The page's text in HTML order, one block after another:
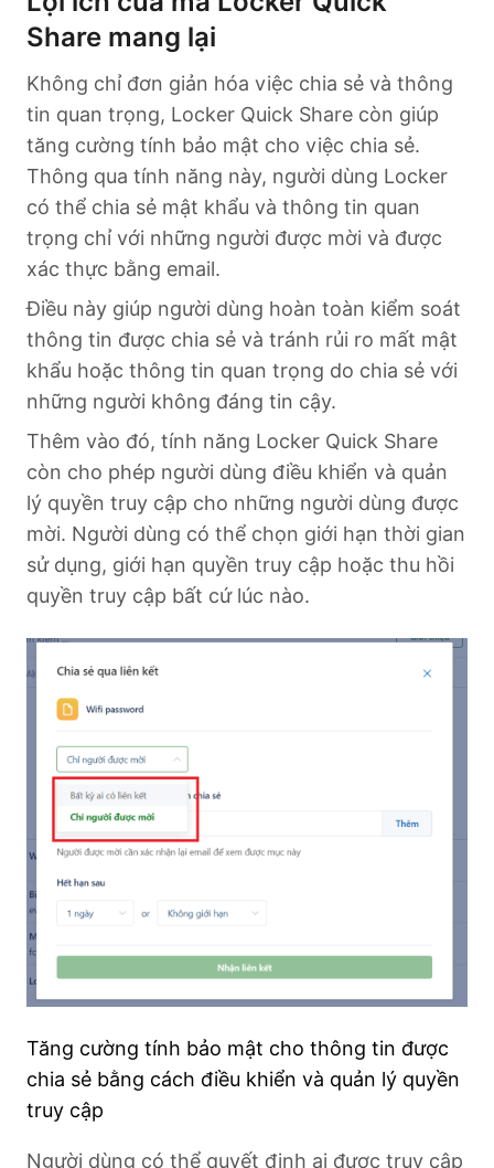
Share mang lại
Không chỉ đơn giản hóa việc chia sẻ và thông
tin quan trọng, Locker Quick Share còn giúp
tăng cường tính bảo mật cho việc chia sẻ.
Thông qua tính năng này, người dùng Locker
có thể chia sẻ mật khẩu và thông tin quan
trọng chỉ với những người được mời và được
xác thực bằng email.
Điều này giúp người dùng hoàn toàn kiểm soát
thông tin được chia sẻ và tránh rủi ro mất mật
khẩu hoặc thông tin quan trọng do chia sẻ với
những người không đáng tin cậy.
Thêm vào đó, tính năng Locker Quick Share
còn cho phép người dùng điều khiển và quản
lý quyền truy cập cho những người dùng được
mời. Người dùng có thể chọn giới hạn thời gian
sử dụng, giới hạn quyền truy cập hoặc thu hồi
quyền truy cập bất cứ lúc nào.
Tăng cường tính bảo mật cho thông tin được
chia sẻ bằng cách điều khiển và quản lý quyền
truy cập
Người dùng có thể quyết định ai được truy cập